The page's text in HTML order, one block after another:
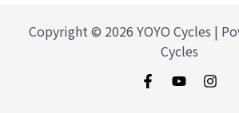
Copyright © 2026 YOYO Cycles |
Cycles